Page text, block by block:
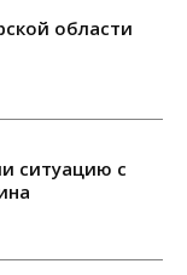
области
ситуацию с